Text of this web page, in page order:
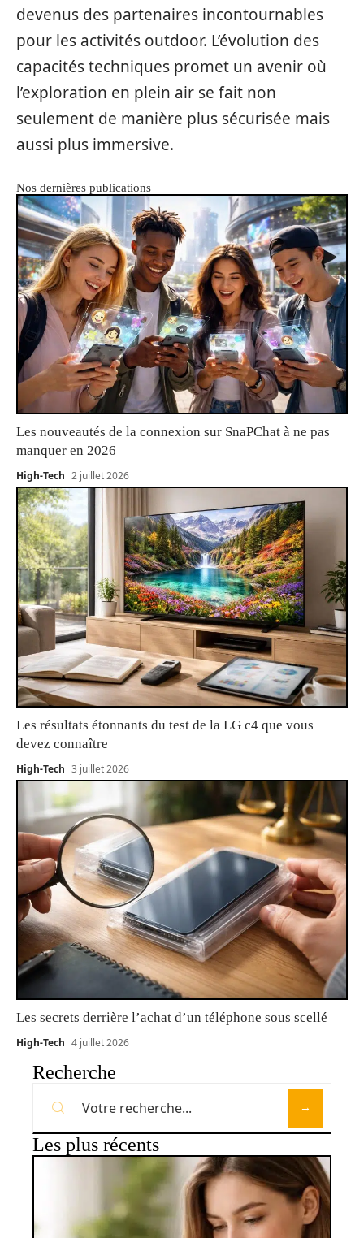
devenus des partenaires incontournables
pour les activités outdoor. L’évolution des
capacités techniques promet un avenir où
l’exploration en plein air se fait non
seulement de manière plus sécurisée mais
aussi plus immersive.
Nos dernières publications
Les nouveautés de la connexion sur SnaPChat à ne pas
manquer en 2026
High-Tech 2 juillet 2026
Les résultats étonnants du test de la LG c4 que vous
devez connaître
High-Tech 3 juillet 2026
Les secrets derrière l’achat d’un téléphone sous scellé
High-Tech 4 juillet 2026
Recherche
Les plus récents